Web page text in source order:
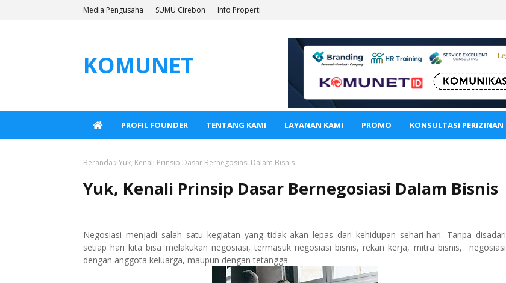
Media Pengusaha SUMU Cirebon Info Properti
KOMUNET
PROFIL FOUNDER TENTANG KAMI LAYANAN KAMI PROMO KONSULTASI PERIZINAN
Beranda Yuk, Kenali Prinsip Dasar Bernegosiasi Dalam Bisnis
Yuk, Kenali Prinsip Dasar Bernegosiasi Dalam Bisnis
Negosiasi menjadi salah satu kegiatan yang tidak akan lepas dari kehidupan sehari-hari. Tanpa disadari
setiap hari kita bisa melakukan negosiasi, termasuk negosiasi bisnis, rekan kerja, mitra bisnis, negosiasi
dengan anggota keluarga, maupun dengan tetangga.